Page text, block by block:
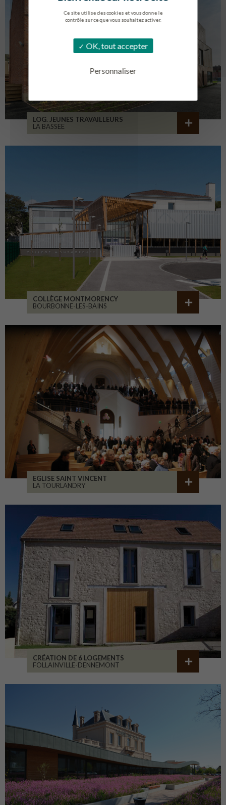
Ce site utilise des cookies et vous donne le
contrôle sur ce que vous souhaitez activer.
OK, tout accepter
Personnaliser
LOG. JEUNES TRAVAILLEURS
LA BASSEE
COLLÈGE MONTMORENCY
BOURBONNE-LES-BAINS
EGLISE SAINT VINCENT
LA TOURLANDRY
CRÉATION DE 6 LOGEMENTS
FOLLAINVILLE-DENNEMONT